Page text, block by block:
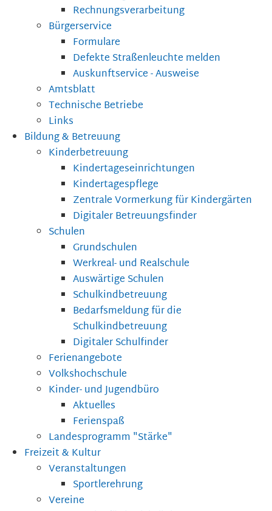
Rechnungsverarbeitung
Bürgerservice
Formulare
Defekte Straßenleuchte melden
Auskunftservice - Ausweise
Amtsblatt
Technische Betriebe
Links
Bildung & Betreuung
Kinderbetreuung
Kindertageseinrichtungen
Kindertagespflege
Zentrale Vormerkung für Kindergärten
Digitaler Betreuungsfinder
Schulen
Grundschulen
Werkreal- und Realschule
Auswärtige Schulen
Schulkindbetreuung
Bedarfsmeldung für die
Schulkindbetreuung
Digitaler Schulfinder
Ferienangebote
Volkshochschule
Kinder- und Jugendbüro
Aktuelles
Ferienspaß
Landesprogramm "Stärke"
Freizeit & Kultur
Veranstaltungen
Sportlerehrung
Vereine